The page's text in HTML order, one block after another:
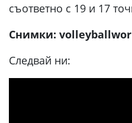
съответно с 19 и 17
Снимки:
Следвай ни: